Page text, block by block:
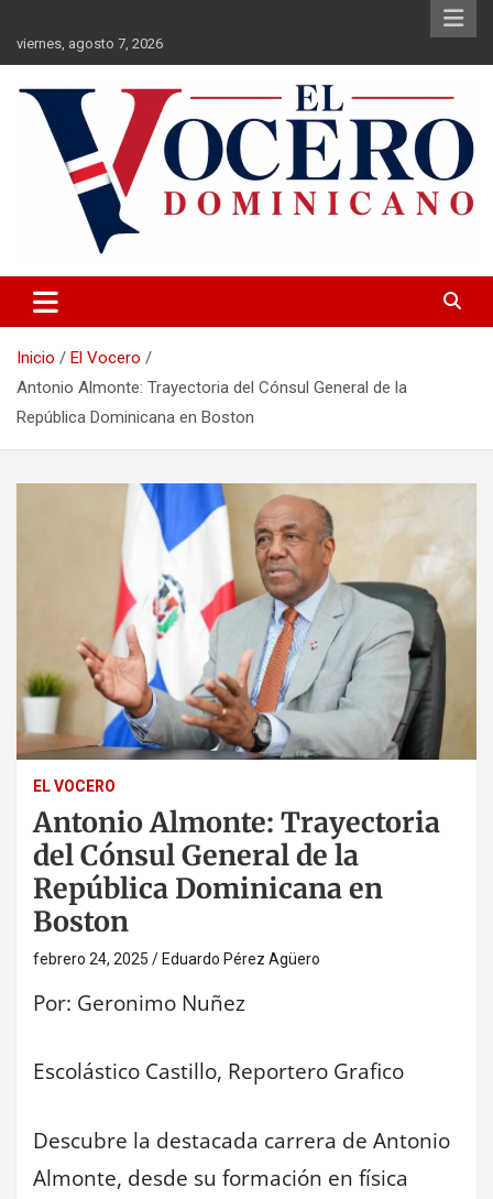
contenido
viernes, agosto 7, 2026
El Vocero Dominicano
Inicio
El Vocero
Antonio Almonte: Trayectoria del Cónsul General de la
República Dominicana en Boston
EL VOCERO
Antonio Almonte: Trayectoria
del Cónsul General de la
República Dominicana en
Boston
febrero 24, 2025 Eduardo Pérez Agüero
Por: Geronimo Nuñez
Escolástico Castillo, Reportero Grafico
Descubre la destacada carrera de Antonio
Almonte, desde su formación en física